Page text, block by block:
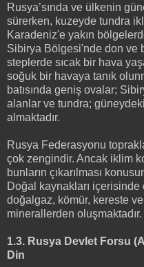
Rusya’sında ve ülkenin
sürerken, kuzeyde tundra
Karadeniz'e yakın
Sibirya Bölgesi'nde don ve
steplerde sıcak bir hava
soğuk bir havaya tanık
batısında geniş ovalar;
alanlar ve tundra;
almaktadır.
Rusya Federasyonu
çok zengindir. Ancak iklim
bunların çıkarılması
Doğal kaynakları içerisinde
doğalgaz, kömür, kereste
minerallerden oluşmaktadır.
1.3. Rusya Devlet Forsu
Din